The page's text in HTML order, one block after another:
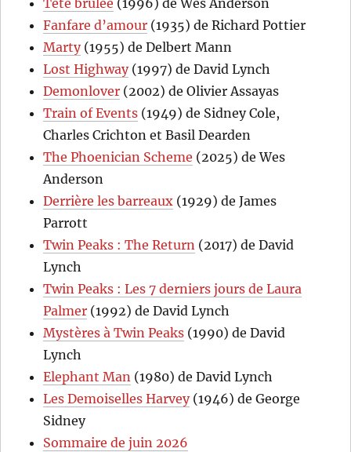
Tête brûlée (1996) de Wes Anderson
Fanfare d’amour (1935) de Richard Pottier
Marty(1955) de Delbert Mann
Lost Highway(1997) de David Lynch
Demonlover (2002) de Olivier Assayas
Train of Events (1949) de Sidney Cole,
Charles Crichton et Basil Dearden
The Phoenician Scheme (2025) de Wes
Anderson
Derrière les barreaux (1929) de James
Parrott
Twin Peaks : The Return (2017) de David
Lynch
Twin Peaks : Les 7 derniers jours de Laura
Palmer (1992) de David Lynch
Mystères à Twin Peaks (1990) de David
Lynch
Elephant Man (1980) de David Lynch
Les Demoiselles Harvey(1946) de George
Sidney
Sommaire de juin 2026